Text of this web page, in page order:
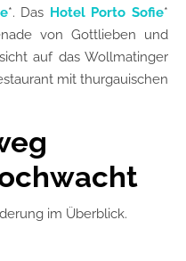
*. Das Hotel Porto Sofie*
von Gottlieben und
auf das Wollmatinger
mit thurgauischen
im Überblick.